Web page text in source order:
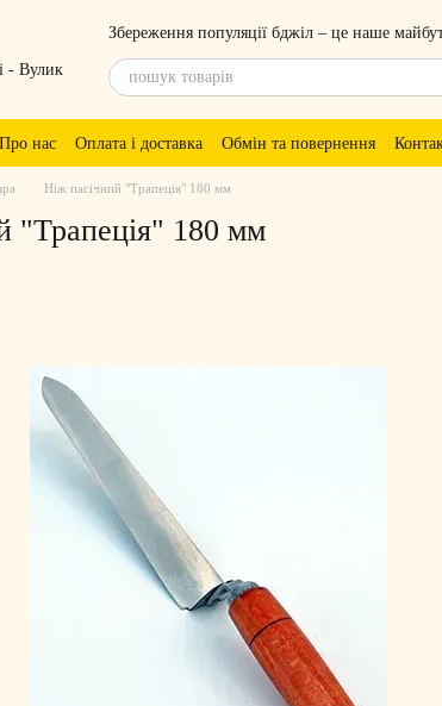
Збереження популяції бджіл – це наше
Про нас Оплата і доставка Обмін та повернення
Ніж пасічний "Трапеція" 180 мм
"Трапеція" 180 мм